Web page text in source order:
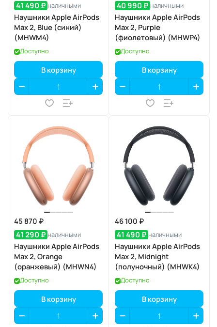
41 490 ₽ наличными
Наушники Apple AirPods
Max 2, Blue (синий)
(MHWM4)
Доступно
В корзину
40 990 ₽ наличными
Наушники Apple AirPods
Max 2, Purple
(фиолетовый) (MHWP4)
Доступно
В корзину
45 870 ₽
41 290 ₽ наличными
Наушники Apple AirPods
Max 2, Orange
(оранжевый) (MHWN4)
Доступно
В корзину
46 100 ₽
41 490 ₽ наличными
Наушники Apple AirPods
Max 2, Midnight
(полуночный) (MHWK4)
Доступно
В корзину